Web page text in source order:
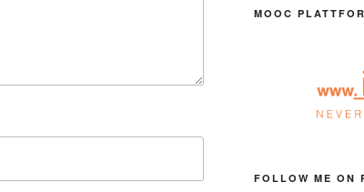
MOOC
FOLLOW ME ON